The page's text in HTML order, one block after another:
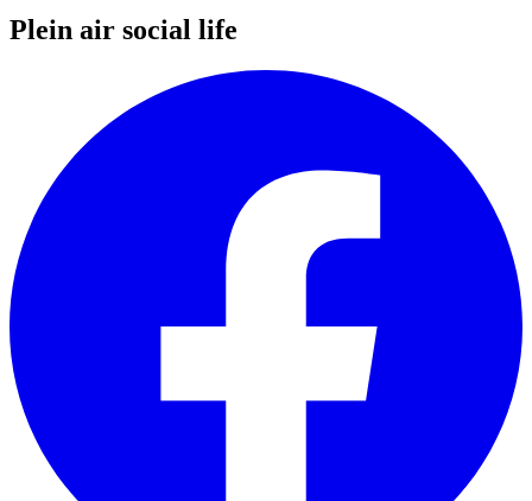
Plein air social life